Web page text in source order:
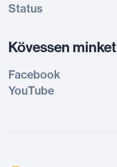
Status
Kövessen minket
Facebook
YouTube